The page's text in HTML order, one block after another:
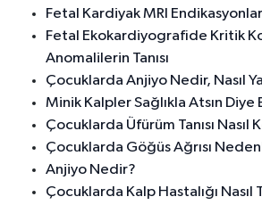
Fetal Kardiyak MRI
Fetal Ekokardiyografide Kritik
Anomalilerin Tanısı
Çocuklarda Anjiyo Nedir, Nasıl
Minik Kalpler Sağlıkla Atsın Diye
Çocuklarda Üfürüm Tanısı Nasıl
Çocuklarda Göğüs Ağrısı
Anjiyo Nedir?
Çocuklarda Kalp Hastalığı Nasıl